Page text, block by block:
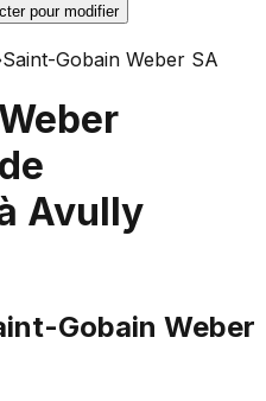
pour modifier
Saint-Gobain Weber SA
Avully
Gobain Weber